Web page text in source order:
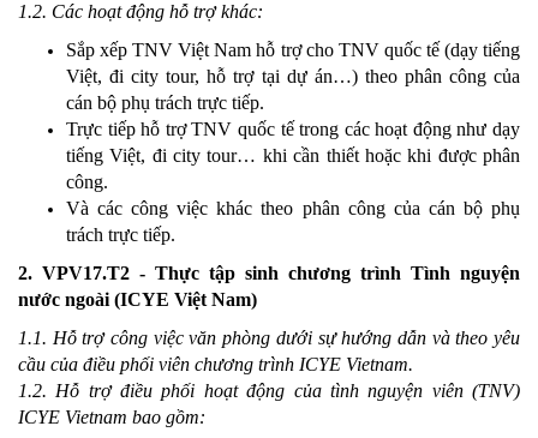
1.2. Các hoạt động hỗ trợ khác:
Sắp xếp TNV Việt Nam hỗ trợ cho TNV quốc tế (dạy tiếng
Việt, đi city tour, hỗ trợ tại dự án…) theo phân công của
cán bộ phụ trách trực tiếp.
Trực tiếp hỗ trợ TNV quốc tế trong các hoạt động như dạy
tiếng Việt, đi city tour… khi cần thiết hoặc khi được phân
công.
Và các công việc khác theo phân công của cán bộ phụ
trách trực tiếp.
2. VPV17.T2 - Thực tập sinh chương trình Tình nguyện
nước ngoài (ICYE Việt Nam)
1.1. Hỗ trợ công việc văn phòng dưới sự hướng dẫn và theo yêu
cầu của điều phối viên chương trình ICYE Vietnam.
1.2. Hỗ trợ điều phối hoạt động của tình nguyện viên (TNV)
ICYE Vietnam bao gồm: